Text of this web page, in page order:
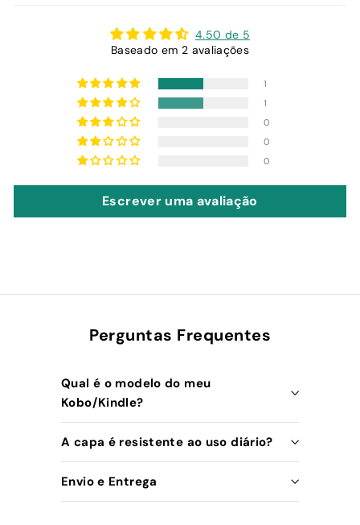
4.50 de 5
Baseado em 2 avaliações
1
1
0
0
0
Escrever uma avaliação
Perguntas Frequentes
Qual é o modelo do meu
Kobo/Kindle?
A capa é resistente ao uso diário?
Envio e Entrega